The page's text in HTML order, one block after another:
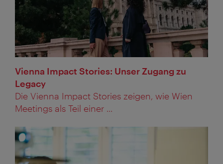
Vienna Impact Stories: Unser Zugang zu
Legacy
Die Vienna Impact Stories zeigen, wie Wien
Meetings als Teil einer ...